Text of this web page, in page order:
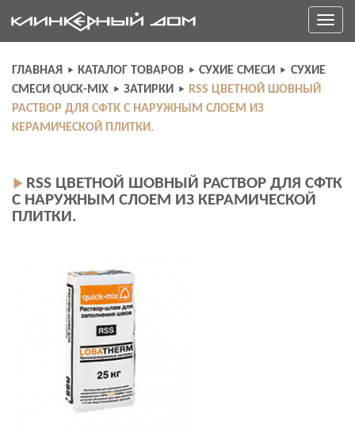
to
content
Toggle
ГЛАВНАЯ КАТАЛОГ ТОВАРОВ СУХИЕ СМЕСИ
СУХИЕ
СМЕСИ QUCK-MIX
ЗАТИРКИ
RSS ЦВЕТНОЙ ШОВНЫЙ
РАСТВОР ДЛЯ СФТК С НАРУЖНЫМ СЛОЕМ ИЗ
КЕРАМИЧЕСКОЙ ПЛИТКИ.
RSS ЦВЕТНОЙ ШОВНЫЙ РАСТВОР ДЛЯ СФТК
С НАРУЖНЫМ СЛОЕМ ИЗ КЕРАМИЧЕСКОЙ
ПЛИТКИ.